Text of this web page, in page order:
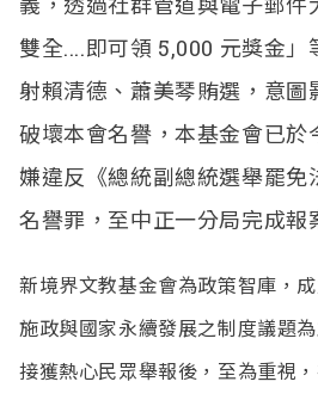
雙全....即可領 5,000 元獎金
射賴清德、蕭美琴賄選，意圖
破壞本會名譽，本基金會已於
嫌違反《總統副總統選舉罷免
名譽罪，至中正一分局完成報
新境界文教基金會為政策智庫，
施政與國家永續發展之制度議題
接獲熱心民眾舉報後，至為重視